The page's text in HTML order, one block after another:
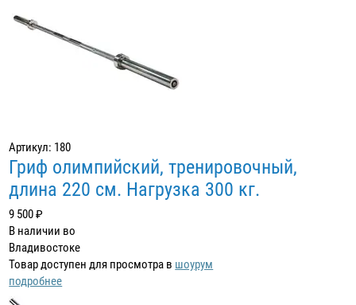
Артикул: 180
Гриф олимпийский, тренировочный,
длина 220 см. Нагрузка 300 кг.
9 500 ₽
В наличии во
Владивостоке
Товар доступен для просмотра в шоурум
подробнее